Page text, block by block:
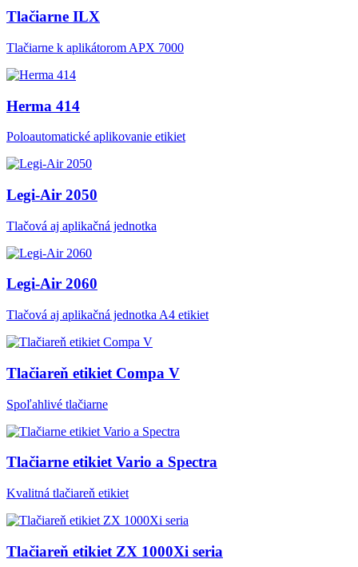
Tlačiarne ILX
Tlačiarne k aplikátorom APX 7000
Herma 414
Poloautomatické aplikovanie etikiet
Legi-Air 2050
Tlačová aj aplikačná jednotka
Legi-Air 2060
Tlačová aj aplikačná jednotka A4 etikiet
Tlačiareň etikiet Compa V
Spoľahlivé tlačiarne
Tlačiarne etikiet Vario a Spectra
Kvalitná tlačiareň etikiet
Tlačiareň etikiet ZX 1000Xi seria